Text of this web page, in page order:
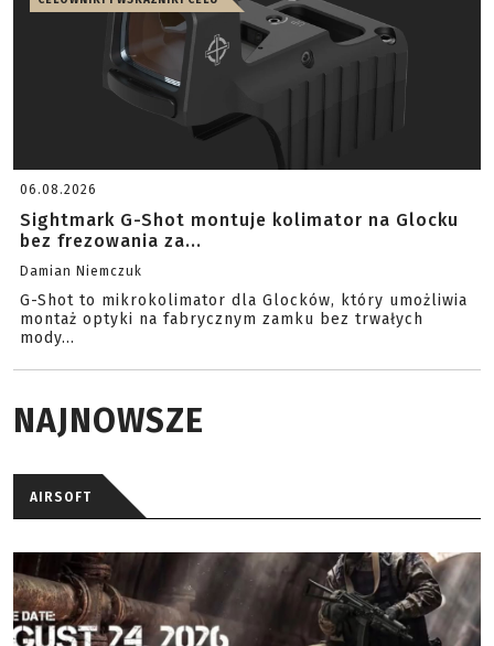
06.08.2026
Sightmark G-Shot montuje kolimator na Glocku
bez frezowania za...
Damian Niemczuk
G-Shot to mikrokolimator dla Glocków, który umożliwia
montaż optyki na fabrycznym zamku bez trwałych
mody...
NAJNOWSZE
AIRSOFT